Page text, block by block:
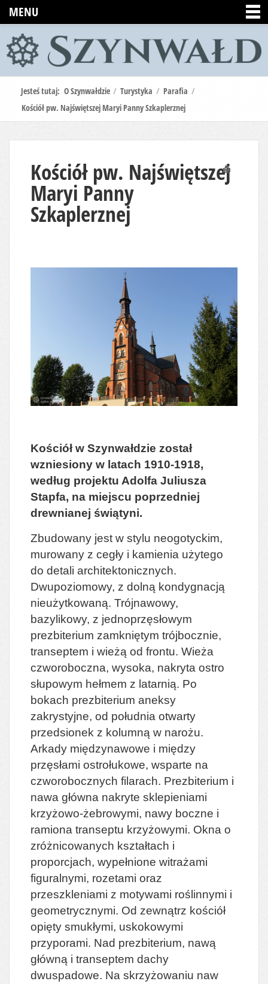
MENU
Jesteś tutaj: O Szynwałdzie / Turystyka / Parafia /
Kościół pw. Najświętszej Maryi Panny Szkaplerznej
Kościół pw. Najświętszej
Maryi Panny
Szkaplerznej
Drukuj
Kościół w Szynwałdzie został
wzniesiony w latach 1910-1918,
według projektu Adolfa Juliusza
Stapfa, na miejscu poprzedniej
drewnianej świątyni.
Zbudowany jest w stylu neogotyckim,
murowany z cegły i kamienia użytego
do detali architektonicznych.
Dwupoziomowy, z dolną kondygnacją
nieużytkowaną. Trójnawowy,
bazylikowy, z jednoprzęsłowym
prezbiterium zamkniętym trójbocznie,
transeptem i wieżą od frontu. Wieża
czworoboczna, wysoka, nakryta ostro
słupowym hełmem z latarnią. Po
bokach prezbiterium aneksy
zakrystyjne, od południa otwarty
przedsionek z kolumną w narożu.
Arkady międzynawowe i między
przęsłami ostrołukowe, wsparte na
czworobocznych filarach. Prezbiterium i
nawa główna nakryte sklepieniami
krzyżowo-żebrowymi, nawy boczne i
ramiona transeptu krzyżowymi. Okna o
zróżnicowanych kształtach i
proporcjach, wypełnione witrażami
figuralnymi, rozetami oraz
przeszkleniami z motywami roślinnymi i
geometrycznymi. Od zewnątrz kościół
opięty smukłymi, uskokowymi
przyporami. Nad prezbiterium, nawą
główną i transeptem dachy
dwuspadowe. Na skrzyżowaniu naw